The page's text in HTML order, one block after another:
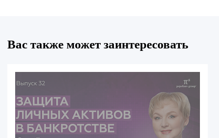
Вас также может заинтересовать